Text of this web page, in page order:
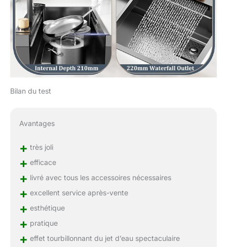
Bilan du test
Avantages
+ très joli
+ efficace
+ livré avec tous les accessoires nécessaires
+ excellent service après-vente
+ esthétique
+ pratique
+ effet tourbillonnant du jet d’eau spectaculaire